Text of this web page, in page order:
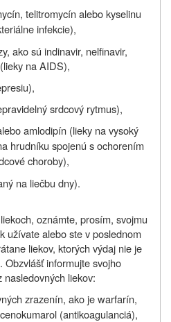
telitromycín alebo kyselinu
infekcie),
ako sú indinavir, nelfinavir,
na AIDS),
srdcový rytmus),
amlodipín (lieky na vysoký
hrudníku spojenú s ochorením
choroby),
na liečbu dny).
oznámte, prosím, svojmu
užívate alebo ste v poslednom
liekov, ktorých výdaj nie je
Obzvlášť informujte svojho
liekov:
zrazenín, ako je warfarín,
(antikoagulanciá),